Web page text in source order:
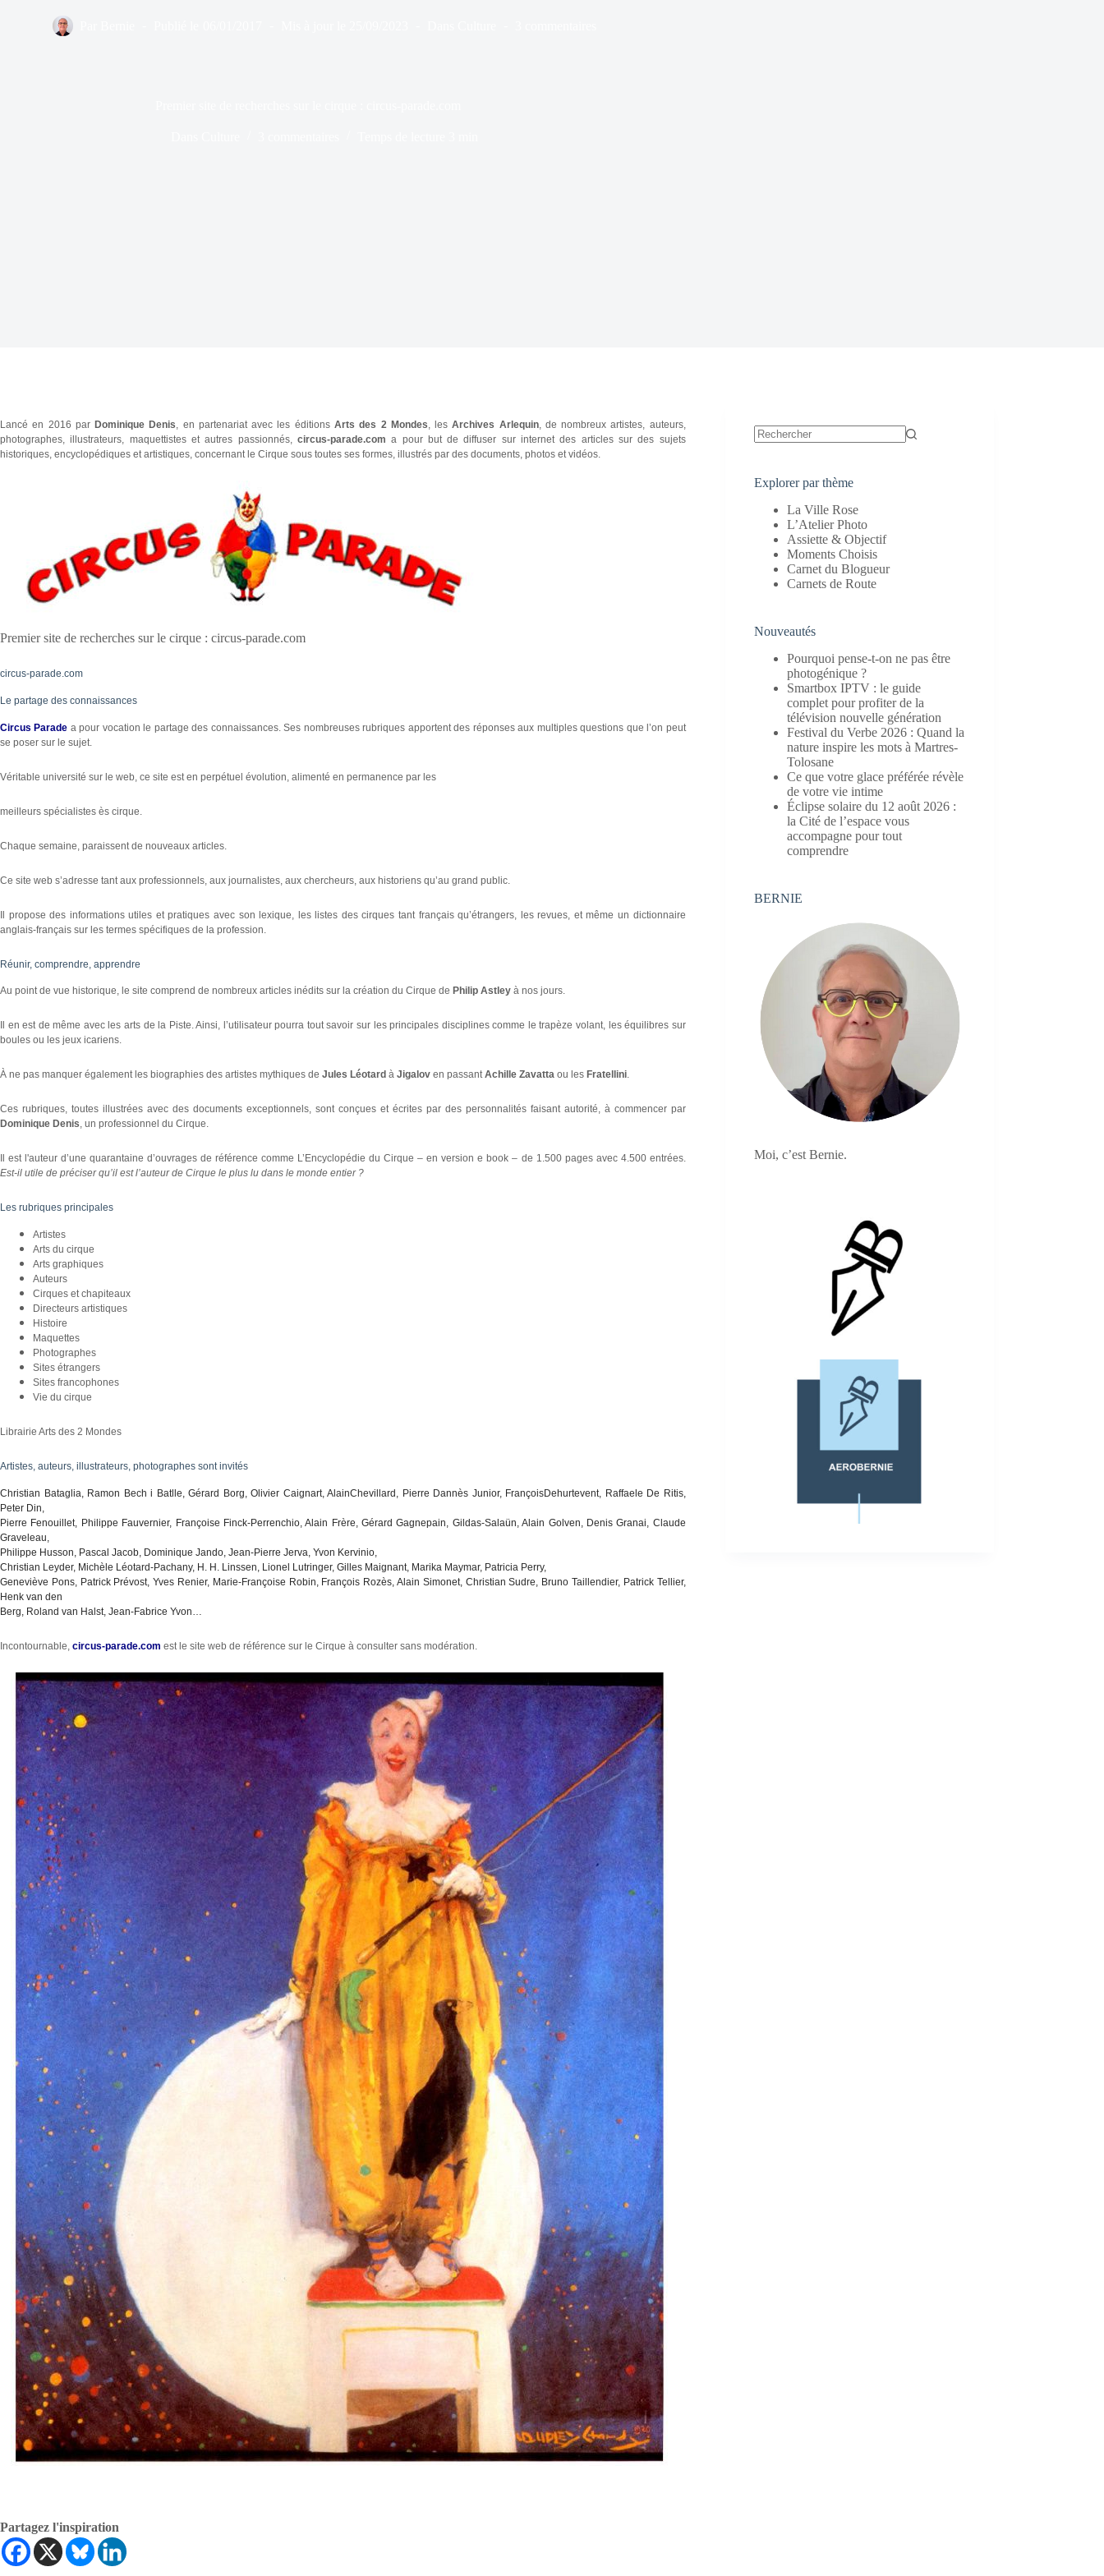
Lancé en 2016 par Dominique Denis, en partenariat avec les éditions Arts des 2 Mondes, lesArchives Arlequin, de nombreux artistes, auteurs,
photographes, illustrateurs, maquettistes et autres passionnés, circus-parade.com a pour but de diffuser sur internet des articles sur des sujets
historiques, encyclopédiques et artistiques, concernant le Cirque sous toutes ses formes, illustrés par des documents, photos et vidéos.
Premier site de recherches sur le cirque : circus-parade.com
circus-parade.com
Le partage des connaissances
Circus Parade a pour vocation le partage des connaissances. Ses nombreuses rubriques apportent des réponses aux multiples questions que l’on peut
se poser sur le sujet.
Véritable université sur le web, ce site est en perpétuel évolution, alimenté en permanence par les
meilleurs spécialistes ès cirque.
Chaque semaine, paraissent de nouveaux articles.
Ce site web s’adresse tant aux professionnels, aux journalistes, aux chercheurs, aux historiens qu’au grand public.
Il propose des informations utiles et pratiques avec son lexique, les listes des cirques tant français qu’étrangers, les revues, et même un dictionnaire
anglais-français sur les termes spécifiques de la profession.
Réunir, comprendre, apprendre
Au point de vue historique, le site comprend de nombreux articles inédits sur la création du Cirque de Philip Astley à nos jours.
Il en est de même avec les arts de la Piste. Ainsi, l’utilisateur pourra tout savoir sur les principales disciplines comme le trapèze volant, les équilibres sur
boules ou les jeux icariens.
À ne pas manquer également les biographies des artistes mythiques de Jules Léotard à Jigalov en passantAchille Zavatta ou les Fratellini.
Ces rubriques, toutes illustrées avec des documents exceptionnels, sont conçues et écrites par des personnalités faisant autorité, à commencer par
Dominique Denis, un professionnel du Cirque.
Il est l'auteur d’une quarantaine d’ouvrages de référence comme L’Encyclopédie du Cirque – en version e book – de 1.500 pages avec 4.500 entrées.
Est-il utile de préciser qu’il est l’auteur de Cirque le plus lu dans le monde entier ?
Les rubriques principales
Artistes
Arts du cirque
Arts graphiques
Auteurs
Cirques et chapiteaux
Directeurs artistiques
Histoire
Maquettes
Photographes
Sites étrangers
Sites francophones
Vie du cirque
Librairie Arts des 2 Mondes
Artistes, auteurs, illustrateurs, photographes sont invités
Christian Bataglia, Ramon Bech i Batlle, Gérard Borg, Olivier Caignart, AlainChevillard, Pierre Dannès Junior, FrançoisDehurtevent, Raffaele De Ritis,
Peter Din,
Pierre Fenouillet, Philippe Fauvernier, Françoise Finck-Perrenchio, Alain Frère, Gérard Gagnepain, Gildas-Salaün, Alain Golven, Denis Granai, Claude
Graveleau,
Philippe Husson, Pascal Jacob, Dominique Jando, Jean-Pierre Jerva, Yvon Kervinio,
Christian Leyder, Michèle Léotard-Pachany, H. H. Linssen, Lionel Lutringer, Gilles Maignant, Marika Maymar, Patricia Perry,
Geneviève Pons, Patrick Prévost, Yves Renier, Marie-Françoise Robin, François Rozès, Alain Simonet, Christian Sudre, Bruno Taillendier, Patrick Tellier,
Henk van den
Berg, Roland van Halst, Jean-Fabrice Yvon…
Incontournable, circus-parade.com est le site web de référence sur le Cirque à consulter sans modération.
Partagez l'inspiration
Explorer par thème
La Ville Rose
L’Atelier Photo
Assiette & Objectif
Moments Choisis
Carnet du Blogueur
Carnets de Route
Nouveautés
Pourquoi pense-t-on ne pas être
photogénique ?
Smartbox IPTV : le guide
complet pour profiter de la
télévision nouvelle génération
Festival du Verbe 2026 : Quand la
nature inspire les mots à Martres-
Tolosane
Ce que votre glace préférée révèle
de votre vie intime
Éclipse solaire du 12 août 2026 :
la Cité de l’espace vous
accompagne pour tout
comprendre
BERNIE
Moi, c’est Bernie.